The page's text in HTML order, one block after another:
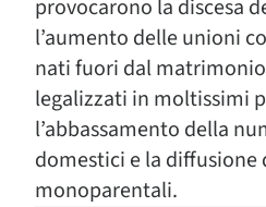
provocarono la discesa
l’aumento delle unioni
nati fuori dal
legalizzati in moltissimi
l’abbassamento della
domestici e la diffusione
monoparentali.